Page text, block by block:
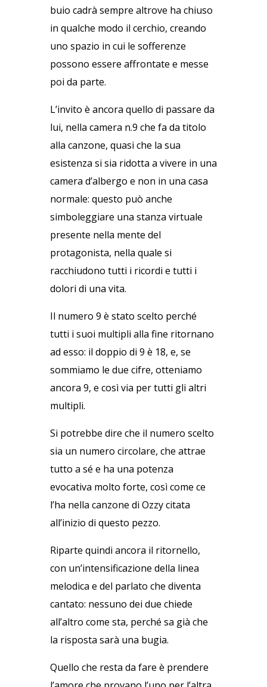
buio cadrà sempre altrove ha chiuso
in qualche modo il cerchio, creando
uno spazio in cui le sofferenze
possono essere affrontate e messe
poi da parte.
L’invito è ancora quello di passare da
lui, nella camera n.9 che fa da titolo
alla canzone, quasi che la sua
esistenza si sia ridotta a vivere in una
camera d’albergo e non in una casa
normale: questo può anche
simboleggiare una stanza virtuale
presente nella mente del
protagonista, nella quale si
racchiudono tutti i ricordi e tutti i
dolori di una vita.
Il numero 9 è stato scelto perché
tutti i suoi multipli alla fine ritornano
ad esso: il doppio di 9 è 18, e, se
sommiamo le due cifre, otteniamo
ancora 9, e così via per tutti gli altri
multipli.
Si potrebbe dire che il numero scelto
sia un numero circolare, che attrae
tutto a sé e ha una potenza
evocativa molto forte, così come ce
l’ha nella canzone di Ozzy citata
all’inizio di questo pezzo.
Riparte quindi ancora il ritornello,
con un’intensificazione della linea
melodica e del parlato che diventa
cantato: nessuno dei due chiede
all’altro come sta, perché sa già che
la risposta sarà una bugia.
Quello che resta da fare è prendere